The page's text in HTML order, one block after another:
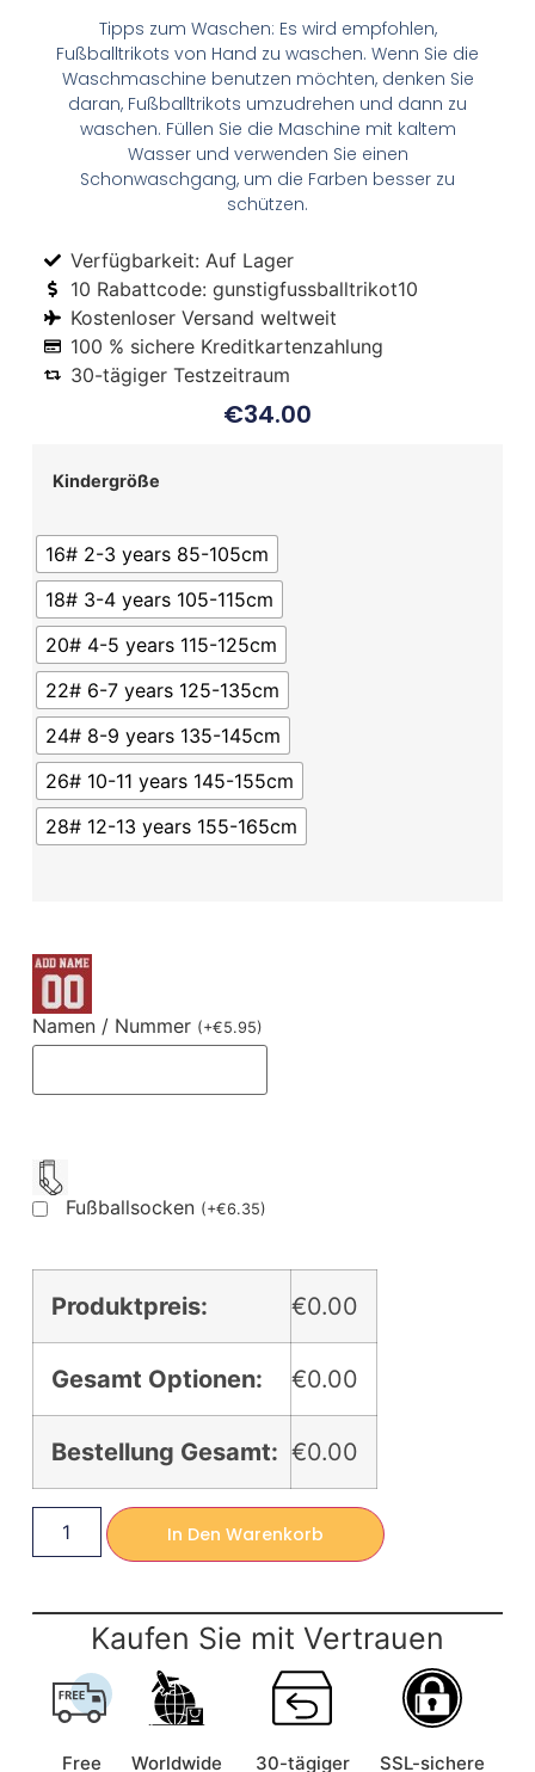
Tipps zum Waschen: Es wird empfohlen,
Fußballtrikots von Hand zu waschen. Wenn Sie die
Waschmaschine benutzen möchten, denken Sie
daran, Fußballtrikots umzudrehen und dann zu
waschen. Füllen Sie die Maschine mit kaltem
Wasser und verwenden Sie einen
Schonwaschgang, um die Farben besser zu
schützen.
Verfügbarkeit: Auf Lager
10 Rabattcode: gunstigfussballtrikot10
Kostenloser Versand weltweit
100 % sichere Kreditkartenzahlung
30-tägiger Testzeitraum
€34.00
Kindergröße
16# 2-3 years 85-105cm
18# 3-4 years 105-115cm
20# 4-5 years 115-125cm
22# 6-7 years 125-135cm
24# 8-9 years 135-145cm
26# 10-11 years 145-155cm
28# 12-13 years 155-165cm
Namen / Nummer (+€5.95)
Fußballsocken (+€6.35)
Produktpreis: €0.00
Gesamt Optionen: €0.00
Bestellung Gesamt: €0.00
In Den Warenkorb
Kaufen Sie mit Vertrauen
Free Worldwide 30-tägiger SSL-sichere